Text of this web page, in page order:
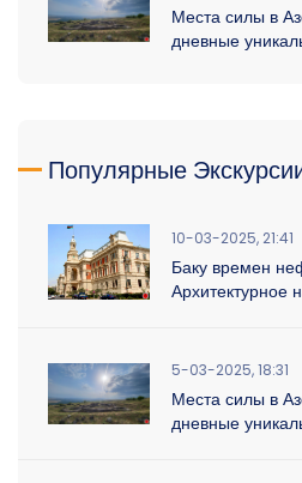
Места силы в
дневные
Популярные
10-03-2025, 21:41
Баку времен
Архитектурное
5-03-2025, 18:31
Места силы в
дневные